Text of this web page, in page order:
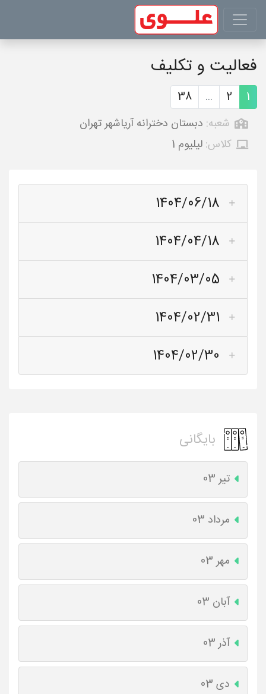
فعالیت و تکلیف
1
2
...
38
شعبه: دبستان دخترانه آریاشهر تهران
کلاس: لیلیوم 1
1404/06/18
1404/04/18
1404/03/05
1404/02/31
1404/02/30
بایگانی
تیر 03
مرداد 03
مهر 03
آبان 03
آذر 03
دی 03